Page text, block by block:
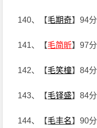
140、【毛期奇】94分
141、【毛简昕】97分
142、【毛笑橦】84分
143、【毛铎盛】84分
144、【毛丰名】90分